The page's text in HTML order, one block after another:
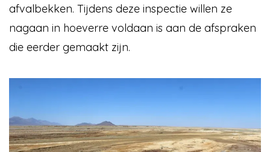
afvalbekken. Tijdens deze inspectie willen ze
nagaan in hoeverre voldaan is aan de afspraken
die eerder gemaakt zijn.